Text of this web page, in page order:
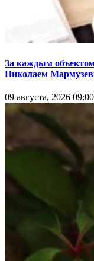
За каждым
Николаем
09 августа, 2026 09:00